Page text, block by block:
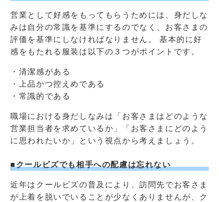
営業として好感をもってもらうためには、身だしな
みは自分の常識を基準にするのでなく、お客さまの
評価を基準にしなければなりません。 基本的に好
感をもたれる服装は以下の３つがポイントです。
・清潔感がある
・上品かつ控えめである
・常識的である
職場における身だしなみは「お客さまはどのような
営業担当者を求めているか」「お客さまにどのよう
に思われたいか」という視点から考えましょう。
■クールビズでも相手への配慮は忘れない
近年はクールビズの普及により、訪問先でお客さま
が上着を脱いでいることが少なくありませんが、ク